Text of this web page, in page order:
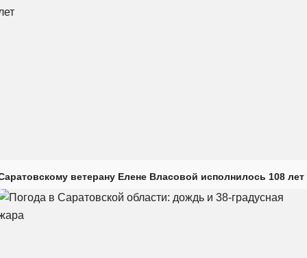
ветерану Елене Власовой исполнилось 108 лет